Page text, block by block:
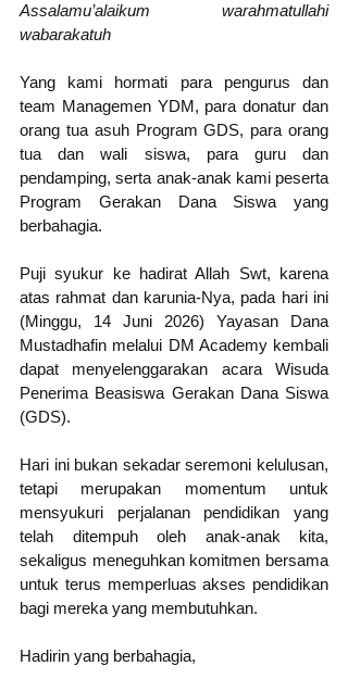
Assalamu’alaikum warahmatullahi
wabarakatuh
Yang kami hormati para pengurus dan
team Managemen YDM, para donatur dan
orang tua asuh Program GDS, para orang
tua dan wali siswa, para guru dan
pendamping, serta anak-anak kami peserta
Program Gerakan Dana Siswa yang
berbahagia.
Puji syukur ke hadirat Allah Swt, karena
atas rahmat dan karunia-Nya, pada hari ini
(Minggu, 14 Juni 2026) Yayasan Dana
Mustadhafin melalui DM Academy kembali
dapat menyelenggarakan acara Wisuda
Penerima Beasiswa Gerakan Dana Siswa
(GDS).
Hari ini bukan sekadar seremoni kelulusan,
tetapi merupakan momentum untuk
mensyukuri perjalanan pendidikan yang
telah ditempuh oleh anak-anak kita,
sekaligus meneguhkan komitmen bersama
untuk terus memperluas akses pendidikan
bagi mereka yang membutuhkan.
Hadirin yang berbahagia,